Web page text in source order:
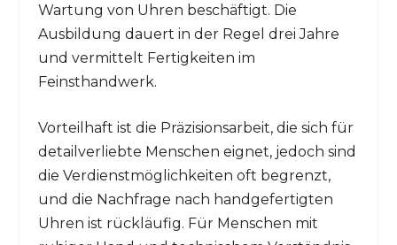
Wartung von Uhren beschäftigt. Die
Ausbildung dauert in der Regel drei Jahre
und vermittelt Fertigkeiten im
Feinsthandwerk.
Vorteilhaft ist die Präzisionsarbeit, die sich für
detailverliebte Menschen eignet, jedoch sind
die Verdienstmöglichkeiten oft begrenzt,
und die Nachfrage nach handgefertigten
Uhren ist rückläufig. Für Menschen mit